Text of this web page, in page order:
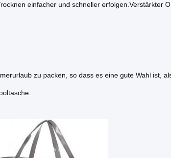
einfacher und schneller erfolgen.Verstärkter
zu packen, so dass es eine gute Wahl ist,